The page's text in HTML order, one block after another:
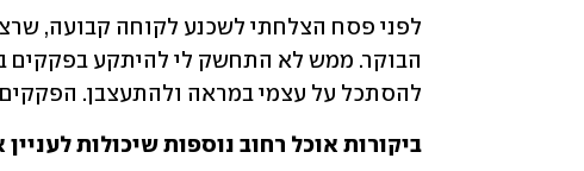
להסתכל על עצמי במראה ולהתעצבן.
ביקורות אוכל רחוב נוספות שיכולות לעניין